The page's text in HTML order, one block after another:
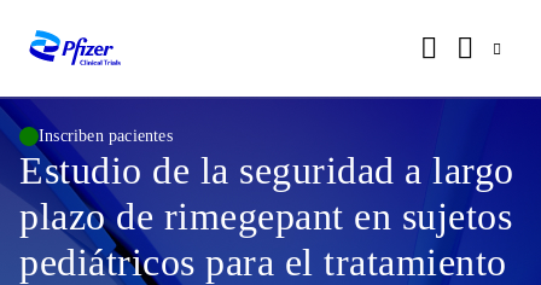
Inscriben pacientes
Estudio de la seguridad a largo
plazo de rimegepant en sujetos
pediátricos para el tratamiento